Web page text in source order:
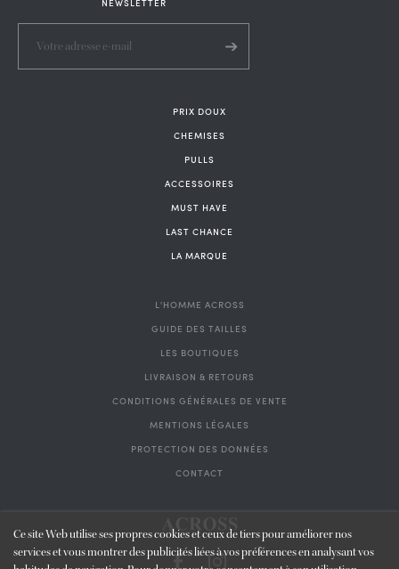
NEWSLETTER
PRIX DOUX
CHEMISES
PULLS
ACCESSOIRES
MUST HAVE
LAST CHANCE
LA MARQUE
L'HOMME ACROSS
GUIDE DES TAILLES
LES BOUTIQUES
LIVRAISON & RETOURS
CONDITIONS GÉNÉRALES DE VENTE
MENTIONS LÉGALES
PROTECTION DES DONNÉES
CONTACT
Ce site Web utilise ses propres cookies et ceux de tiers pour améliorer nos
services et vous montrer des publicités liées à vos préférences en analysant vos